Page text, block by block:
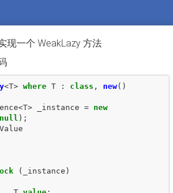
现一个 WeakLazy 方法
<T> where T : class , new()
<T> _instance =
new
null );
Value
( _instance )